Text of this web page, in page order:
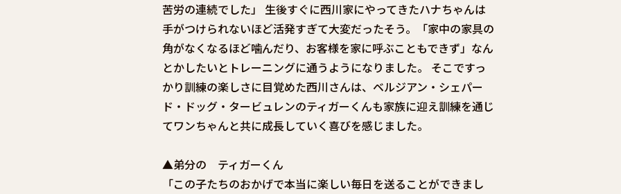
苦労の連続でした」 生後すぐに西川家にやってきたハナちゃんは
手がつけられないほど活発すぎて大変だったそう。「家中の家具の
角がなくなるほど噛んだり、お客様を家に呼ぶこともできず」なん
とかしたいとトレーニングに通うようになりました。 そこですっ
かり訓練の楽しさに目覚めた西川さんは、ベルジアン・シェパー
ド・ドッグ・タービュレンのティガーくんも家族に迎え訓練を通じ
てワンちゃんと共に成長していく喜びを感じました。
▲弟分の ティガーくん
「この子たちのおかげで本当に楽しい毎日を送ることができまし